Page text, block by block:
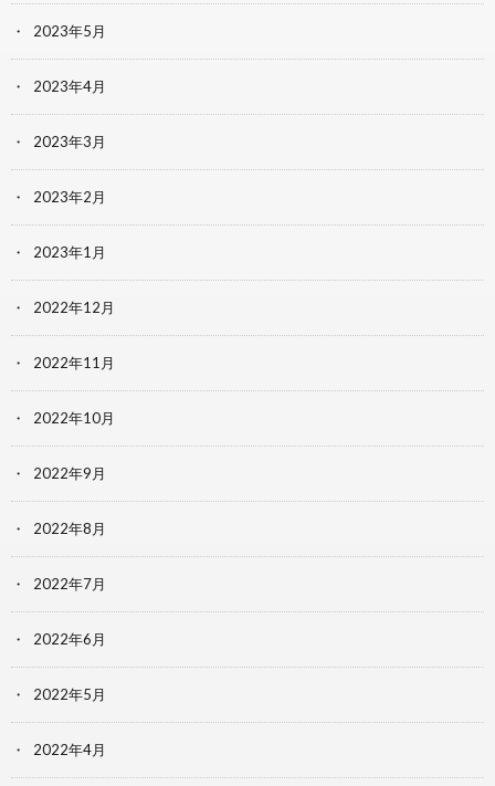
2023年5月
2023年4月
2023年3月
2023年2月
2023年1月
2022年12月
2022年11月
2022年10月
2022年9月
2022年8月
2022年7月
2022年6月
2022年5月
2022年4月